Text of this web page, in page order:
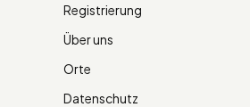
Registrierung
Über uns
Orte
Datenschutz